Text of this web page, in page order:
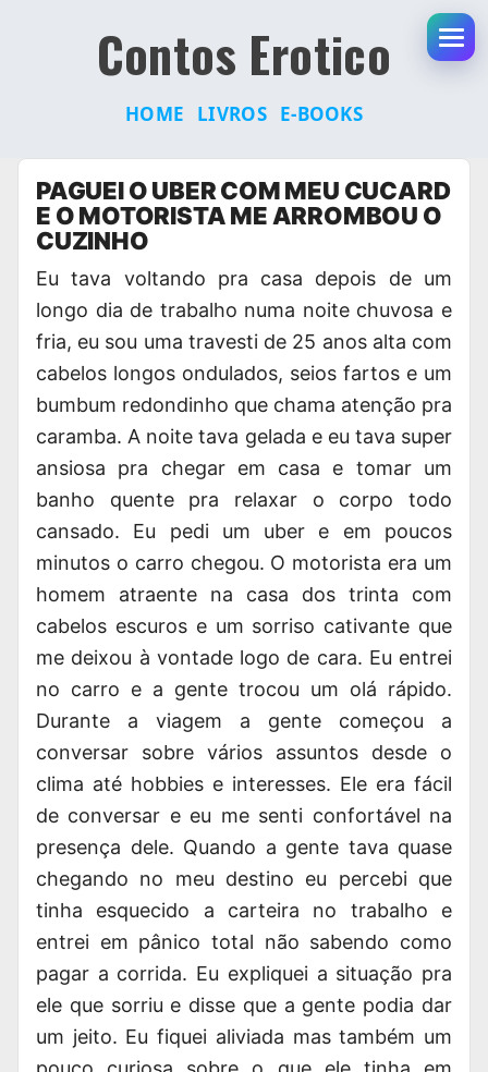
Contos Erotico
HOME LIVROS E-BOOKS
Pular
para
conteúdo
PAGUEI O UBER COM MEU CUCARD
E O MOTORISTA ME ARROMBOU O
CUZINHO
Eu tava voltando pra casa depois de um
longo dia de trabalho numa noite chuvosa e
fria, eu sou uma travesti de 25 anos alta com
cabelos longos ondulados, seios fartos e um
bumbum redondinho que chama atenção pra
caramba. A noite tava gelada e eu tava super
ansiosa pra chegar em casa e tomar um
banho quente pra relaxar o corpo todo
cansado. Eu pedi um uber e em poucos
minutos o carro chegou. O motorista era um
homem atraente na casa dos trinta com
cabelos escuros e um sorriso cativante que
me deixou à vontade logo de cara. Eu entrei
no carro e a gente trocou um olá rápido.
Durante a viagem a gente começou a
conversar sobre vários assuntos desde o
clima até hobbies e interesses. Ele era fácil
de conversar e eu me senti confortável na
presença dele. Quando a gente tava quase
chegando no meu destino eu percebi que
tinha esquecido a carteira no trabalho e
entrei em pânico total não sabendo como
pagar a corrida. Eu expliquei a situação pra
ele que sorriu e disse que a gente podia dar
um jeito. Eu fiquei aliviada mas também um